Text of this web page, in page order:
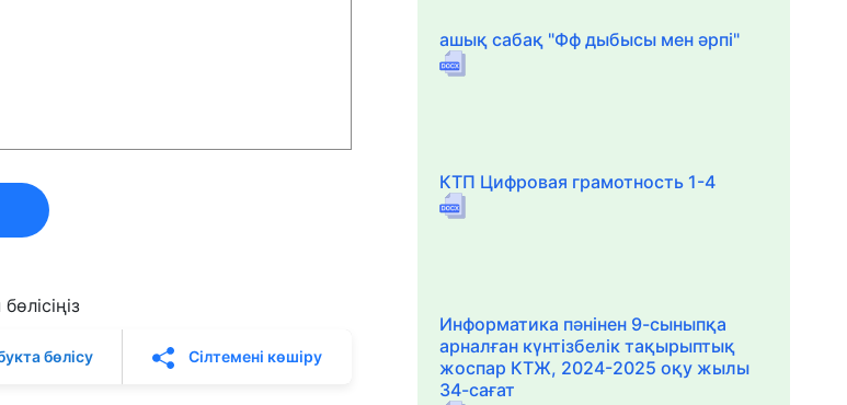
бөлісу Сілтемені көшіру
ашық сабақ "Фф дыбысы мен әрпі"
КТП Цифровая грамотность 1-4
Информатика пәнінен 9-сыныпқа
арналған күнтізбелік тақырыптық
жоспар КТЖ, 2024-2025 оқу жылы
34-сағат